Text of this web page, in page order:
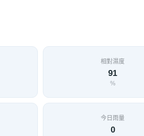
相對濕度
91
%
今日雨量
0